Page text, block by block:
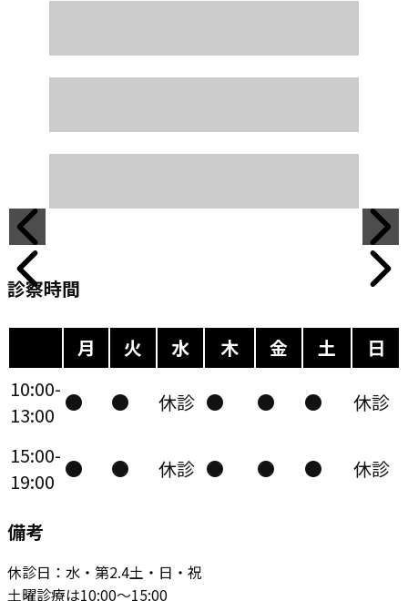
診察時間
月 火 水 木 金 土
日
10:00-
13:00 ● ● 休診 ● ● ●
休診
15:00-
19:00 ● ● 休診 ● ● ● 休診
備考
休診日：水・第2.4土・日・祝
土曜診療は10:00〜15:00